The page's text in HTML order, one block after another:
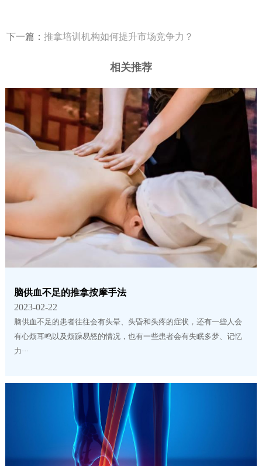
下一篇：推拿培训机构如何提升市场竞争力？
相关推荐
脑供血不足的推拿按摩手法
2023-02-22
脑供血不足的患者往往会有头晕、头昏和头疼的症状，还有一些人会
有心烦耳鸣以及烦躁易怒的情况，也有一些患者会有失眠多梦、记忆
力···